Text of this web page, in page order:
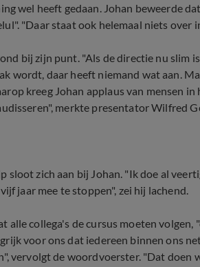
wel heeft gedaan. Johan beweerde
"Daar staat ook helemaal niets over
bij zijn punt. "Als de directie nu slim
wordt, daar heeft niemand wat aan.
kreeg Johan applaus van mensen
merkte presentator Wilfred
sloot zich aan bij Johan. "Ik doe al
jaar mee te stoppen", zei hij lachend.
alle collega's de cursus moeten
voor ons dat iedereen binnen ons
vervolgt de woordvoerster. "Dat doen